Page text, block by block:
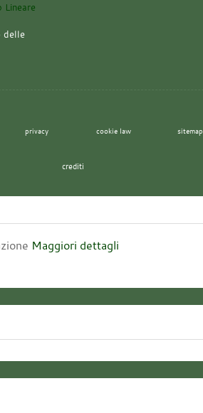
delle
privacy cookie law sitemap
crediti
Maggiori dettagli